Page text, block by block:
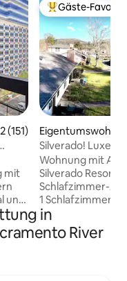
Bewertung:
(151)
mit
und
Beliebter Gäste-
Gäste-Favorit
a
Silverado! Luxe
Balkon
Wohnung mit
Silverado Resort,
Schlafzimmer-
1 Schlafzimmer,
seltenem
und Esszimmer.
in
River